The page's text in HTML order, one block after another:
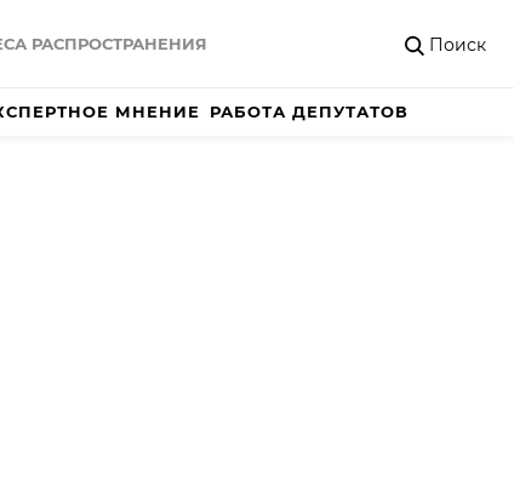
РАСПРОСТРАНЕНИЯ Поиск
МНЕНИЕ РАБОТА ДЕПУТАТОВ